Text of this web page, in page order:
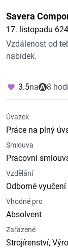
Savera
17. listopadu
Vzdálenost od
nabídek.
3.5na 8
Úvazek
Práce na plný
Smlouva
Pracovní
Vzdělání
Odborné
Vhodné pro
Absolvent
Zařazené
Strojírenství,